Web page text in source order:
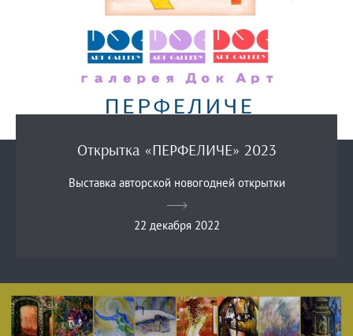
Открытка «ПЕРФЕЛИЧЕ» 2023
Выставка авторской новогодней открытки
22 декабря 2022